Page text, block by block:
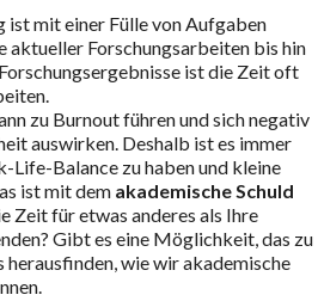
ist mit einer Fülle von Aufgaben
aktueller Forschungsarbeiten bis hin
ist die Zeit oft
zu Burnout führen und sich negativ
auswirken. Deshalb ist es immer
Life-Balance zu haben und kleine
ist mit dem akademische Schuld
Zeit für etwas anderes als Ihre
Gibt es eine Möglichkeit, das zu
herausfinden, wie wir akademische